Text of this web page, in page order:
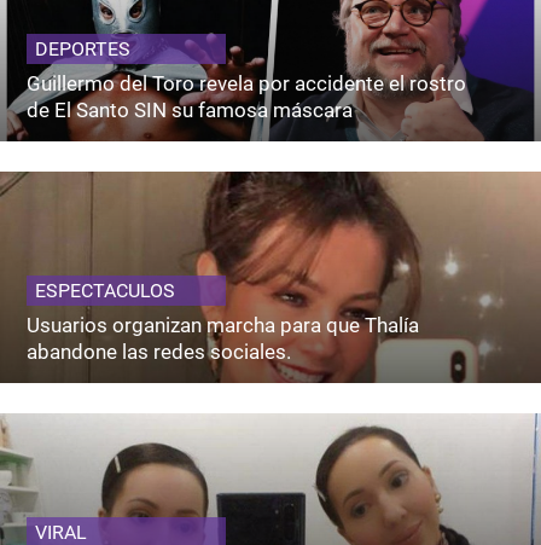
DEPORTES
Guillermo del Toro revela por accidente el rostro
de El Santo SIN su famosa máscara
ESPECTACULOS
Usuarios organizan marcha para que Thalía
abandone las redes sociales.
VIRAL